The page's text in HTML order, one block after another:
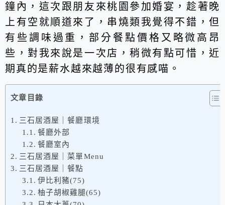
鐘內，這次跟朋友來桃園參加婚宴，趁著晚
上有空就順道來了，串燒類我覺得不錯，但
有些調味過重，部分餐點價格又略微高昂
些，對我來說是一次店，稍微有點可惜，近
期真的是薪水越來越薄的很有感喵。
文章目錄
三石居酒屋｜餐廳環境
餐廳外部
餐廳室內
三石居酒屋｜菜單Menu
三石居酒屋｜餐點
伊比利豬(75)
柚子胡椒雞腿(65)